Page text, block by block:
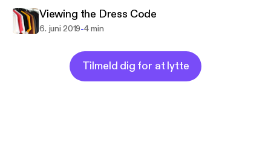
Viewing the Dress Code
6. juni 2019-4 min
Tilmeld dig for at lytte